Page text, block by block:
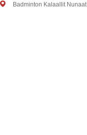
Badminton Kalaallit Nunaat